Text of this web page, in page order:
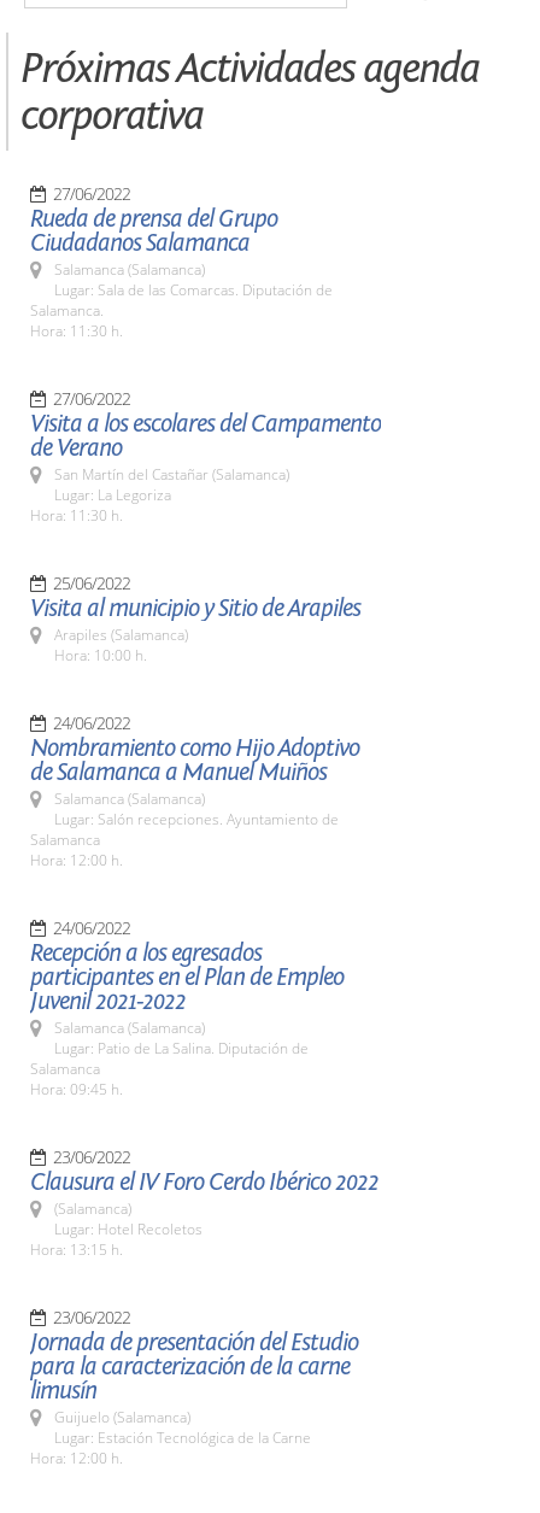
Próximas Actividades agenda
corporativa
27/06/2022
Rueda de prensa del Grupo
Ciudadanos Salamanca
Salamanca (Salamanca)
Lugar: Sala de las Comarcas. Diputación de
Salamanca.
Hora: 11:30 h.
27/06/2022
Visita a los escolares del Campamento
de Verano
San Martín del Castañar (Salamanca)
Lugar: La Legoriza
Hora: 11:30 h.
25/06/2022
Visita al municipio y Sitio de Arapiles
Arapiles (Salamanca)
Hora: 10:00 h.
24/06/2022
Nombramiento como Hijo Adoptivo
de Salamanca a Manuel Muiños
Salamanca (Salamanca)
Lugar: Salón recepciones. Ayuntamiento de
Salamanca
Hora: 12:00 h.
24/06/2022
Recepción a los egresados
participantes en el Plan de Empleo
Juvenil 2021-2022
Salamanca (Salamanca)
Lugar: Patio de La Salina. Diputación de
Salamanca
Hora: 09:45 h.
23/06/2022
Clausura el IV Foro Cerdo Ibérico 2022
(Salamanca)
Lugar: Hotel Recoletos
Hora: 13:15 h.
23/06/2022
Jornada de presentación del Estudio
para la caracterización de la carne
limusín
Guijuelo (Salamanca)
Lugar: Estación Tecnológica de la Carne
Hora: 12:00 h.